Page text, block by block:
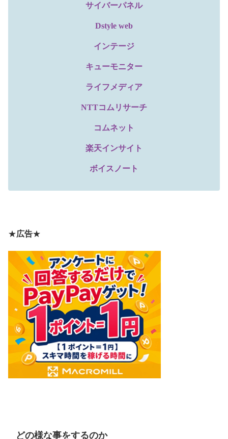
サイバーパネル
Dstyle web
インテージ
キューモニター
ライフメディア
NTTコムリサーチ
コムネット
楽天インサイト
ボイスノート
★広告★
どの様な事をするのか